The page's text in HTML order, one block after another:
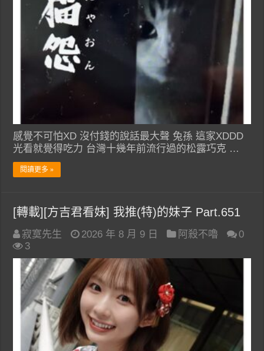
感覺不可怕XD 沒付錢的說話最大聲 兔孫 這家XDDD
光看就覺得吃力 台灣十幾年前流行過的松露巧克 …
閱讀更多 »
[轉載][方吉君看妹] 我推(特)的妹子 Part.651
寂寞先生 2026 年 8 月 9 日 阿殺不嚕
0
3